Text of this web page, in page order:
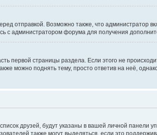
отправкой. Возможно также, что администратор
с администратором форума для получения
страницы раздела. Если этого не
можно поднять тему, просто ответив на неё,
друзей, будут указаны в вашей личной панели
также могут выделяться, если это